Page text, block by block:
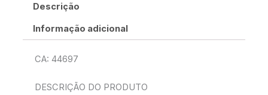
Descrição
Informação adicional
CA: 44697
DESCRIÇÃO DO PRODUTO